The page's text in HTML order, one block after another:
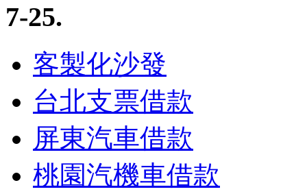
7-25.
客製化沙發
台北支票借款
屏東汽車借款
桃園汽機車借款